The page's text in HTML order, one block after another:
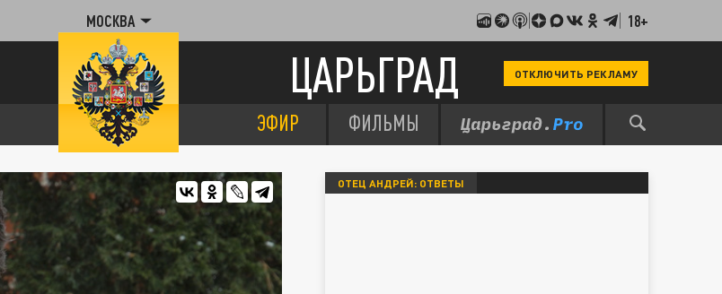
МОСКВА 18+
ЦАРЬГРАД ОТКЛЮЧИТЬ РЕКЛАМУ
ЭФИР ФИЛЬМЫ
ОТЕЦ АНДРЕЙ: ОТВЕТЫ